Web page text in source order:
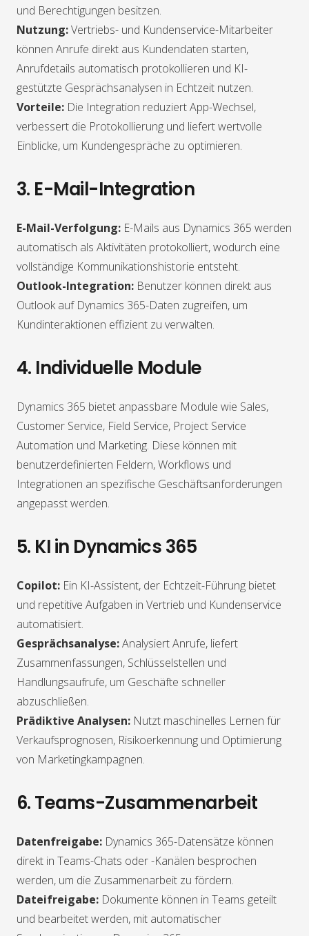
und Berechtigungen besitzen.
Nutzung:Vertriebs- und Kundenservice-Mitarbeiter
können Anrufe direkt aus Kundendaten starten,
Anrufdetails automatisch protokollieren und KI-
gestützte Gesprächsanalysen in Echtzeit nutzen.
Vorteile: Die Integration reduziert App-Wechsel,
verbessert die Protokollierung und liefert wertvolle
Einblicke, um Kundengespräche zu optimieren.
3. E-Mail-Integration
E-Mail-Verfolgung: E-Mails aus Dynamics 365 werden
automatisch als Aktivitäten protokolliert, wodurch eine
vollständige Kommunikationshistorie entsteht.
Outlook-Integration: Benutzer können direkt aus
Outlook auf Dynamics 365-Daten zugreifen, um
Kundinteraktionen effizient zu verwalten.
4. Individuelle Module
Dynamics 365 bietet anpassbare Module wie Sales,
Customer Service, Field Service, Project Service
Automation und Marketing. Diese können mit
benutzerdefinierten Feldern, Workflows und
Integrationen an spezifische Geschäftsanforderungen
angepasst werden.
5. KI in Dynamics 365
Copilot: Ein KI-Assistent, der Echtzeit-Führung bietet
und repetitive Aufgaben in Vertrieb und Kundenservice
automatisiert.
Gesprächsanalyse:Analysiert Anrufe, liefert
Zusammenfassungen, Schlüsselstellen und
Handlungsaufrufe, um Geschäfte schneller
abzuschließen.
Prädiktive Analysen: Nutzt maschinelles Lernen für
Verkaufsprognosen, Risikoerkennung und Optimierung
von Marketingkampagnen.
6. Teams-Zusammenarbeit
Datenfreigabe: Dynamics 365-Datensätze können
direkt in Teams-Chats oder -Kanälen besprochen
werden, um die Zusammenarbeit zu fördern.
Dateifreigabe: Dokumente können in Teams geteilt
und bearbeitet werden, mit automatischer